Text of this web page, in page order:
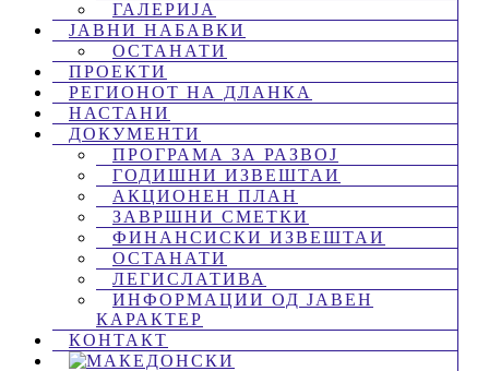
ГАЛЕРИЈА
ЈАВНИ НАБАВКИ
ОСТАНАТИ
ПРОЕКТИ
РЕГИОНОТ НА ДЛАНКА
НАСТАНИ
ДОКУМЕНТИ
ПРОГРАМА ЗА РАЗВОЈ
ГОДИШНИ ИЗВЕШТАИ
АКЦИОНЕН ПЛАН
ЗАВРШНИ СМЕТКИ
ФИНАНСИСКИ ИЗВЕШТАИ
ОСТАНАТИ
ЛЕГИСЛАТИВА
ИНФОРМАЦИИ ОД ЈАВЕН
КАРАКТЕР
КОНТАКТ